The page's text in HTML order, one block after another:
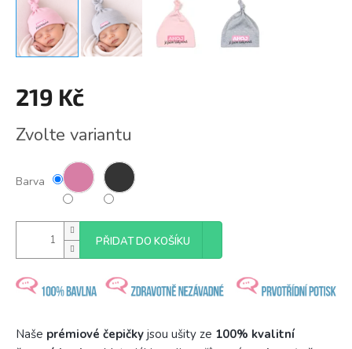
219 Kč
cena:
Zvolte variantu
Barva
PŘIDAT DO KOŠÍKU
Naše prémiové čepičky jsou ušity ze 100% kvalitní